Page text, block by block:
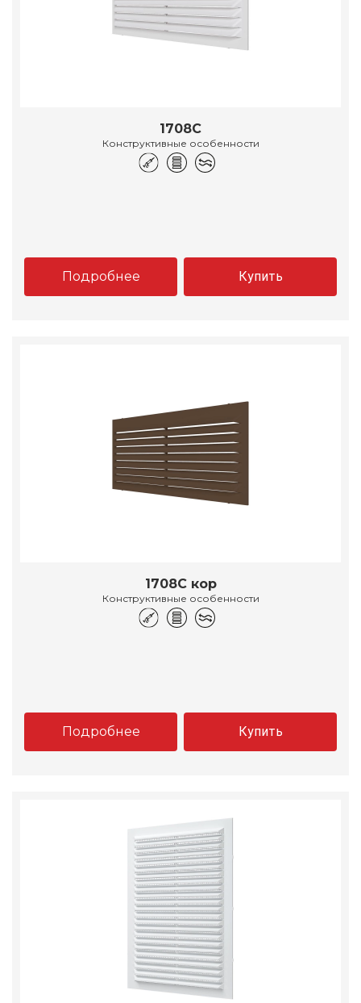
1708С
Конструктивные особенности
Подробнее Купить
1708С кор
Конструктивные особенности
Подробнее Купить